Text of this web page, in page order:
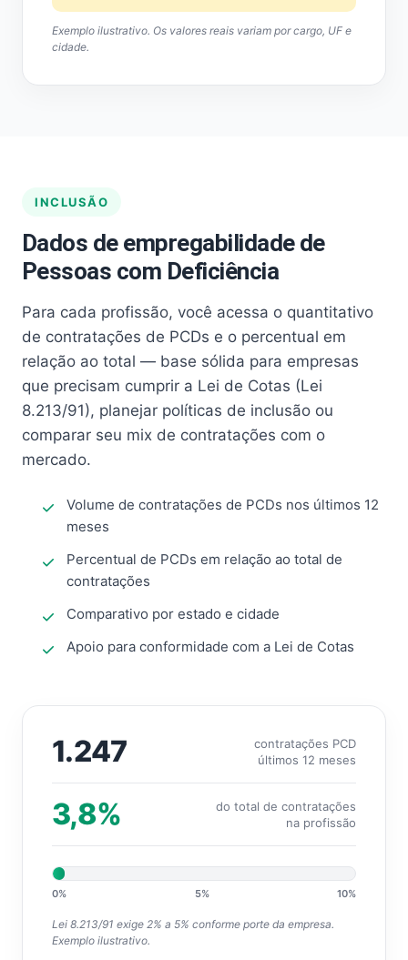
Exemplo ilustrativo. Os valores reais variam por cargo, UF e
cidade.
INCLUSÃO
Dados de empregabilidade de
Pessoas com Deficiência
Para cada profissão, você acessa o quantitativo
de contratações de PCDs e o percentual em
relação ao total — base sólida para empresas
que precisam cumprir a Lei de Cotas (Lei
8.213/91), planejar políticas de inclusão ou
comparar seu mix de contratações com o
mercado.
Volume de contratações de PCDs nos últimos 12
meses
Percentual de PCDs em relação ao total de
contratações
Comparativo por estado e cidade
Apoio para conformidade com a Lei de Cotas
1.247
contratações PCD
últimos 12 meses
3,8%
do total de contratações
na profissão
0% 5% 10%
Lei 8.213/91 exige 2% a 5% conforme porte da empresa.
Exemplo ilustrativo.